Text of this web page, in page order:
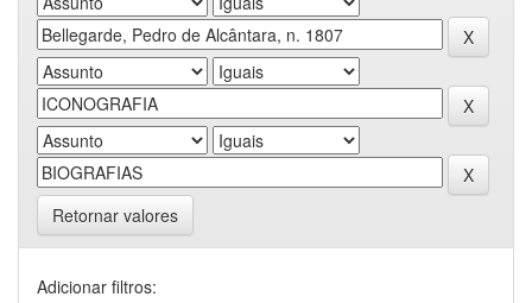
Retornar valores
Adicionar filtros: